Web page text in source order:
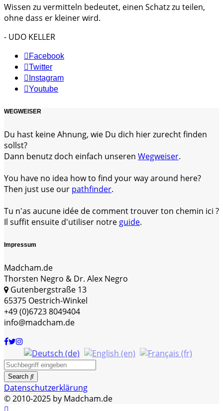
Wissen zu vermitteln bedeutet, einen Schatz zu teilen,
ohne dass er kleiner wird.
- UDO KELLER
Facebook
Twitter
Instagram
Youtube
WEGWEISER
Du hast keine Ahnung, wie Du dich hier zurecht finden
sollst?
Dann benutz doch einfach unseren Wegweiser.
You have no idea how to find your way around here?
Then just use our pathfinder.
Tu n'as aucune idée de comment trouver ton chemin ici ?
Il suffit ensuite d'utiliser notre guide.
Impressum
Madcham.de
Thorsten Negro & Dr. Alex Negro
Gutenbergstraße 13
65375 Oestrich-Winkel
+49 (0)6723 8049404
info@madcham.de
Search
Datenschutzerklärung
© 2010-2025 by Madcham.de